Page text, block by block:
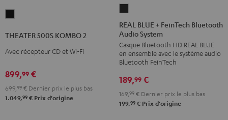
KOMBO
2
THEATER 500S KOMBO 2
Avec récepteur CD et Wi-Fi
899,99 €
699,99 € Dernier prix le plus bas
1.049,99 € Prix d'origine
BLUE
+
FeinTech
Bluetooth
System
Night
Black
REAL BLUE + FeinTech Bluetooth
Audio System
Casque Bluetooth HD REAL BLUE
en ensemble avec le système audio
Bluetooth FeinTech
189,99 €
169, 99 € Dernier prix le plus bas
199,99 € Prix d'origine